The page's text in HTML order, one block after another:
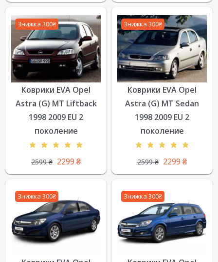
Знижка 300₴
Коврики EVA Opel
Astra (G) MT Liftback
1998 2009 EU 2
поколение
2599₴ 2299 ₴
Знижка 300₴
Коврики EVA Opel
Astra (G) MT Sedan
1998 2009 EU 2
поколение
2599₴ 2299 ₴
Знижка 300₴ Знижка 300₴